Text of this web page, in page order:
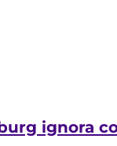
ignora